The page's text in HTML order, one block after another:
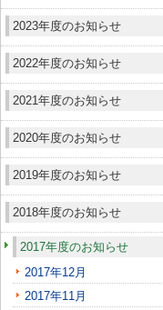
2023年度のお知らせ
2022年度のお知らせ
2021年度のお知らせ
2020年度のお知らせ
2019年度のお知らせ
2018年度のお知らせ
2017年度のお知らせ
2017年12月
2017年11月